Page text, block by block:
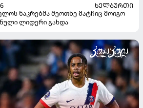
ᲮᲔᲚᲑᲣᲠᲗᲘ
ნაკრებმა მეოთხე მატჩიც მოიგო
ლიდერი გახდა